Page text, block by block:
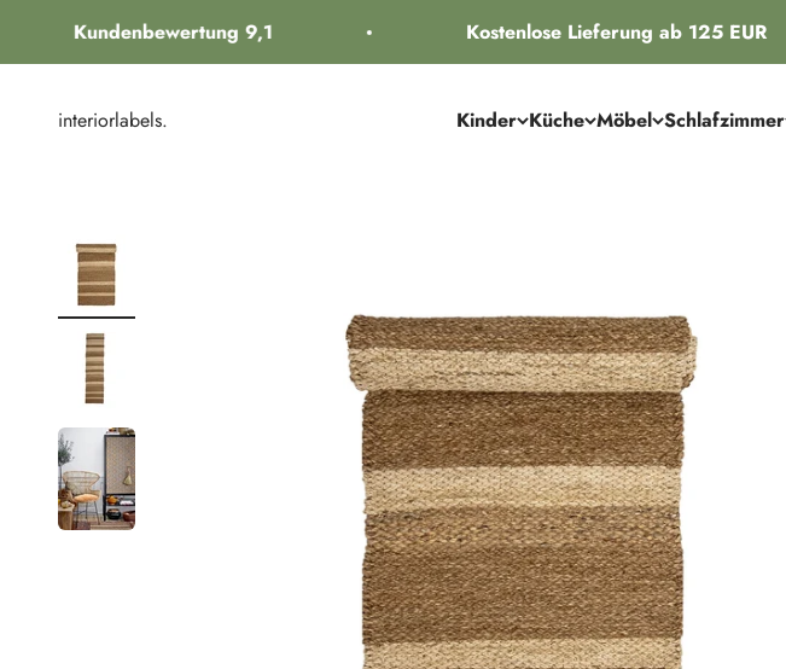
Kundenbewertung 9,1 Kostenlose Lieferung ab 125 EUR
Kinder Küche Möbel Schlafzimmer
interiorlabels.